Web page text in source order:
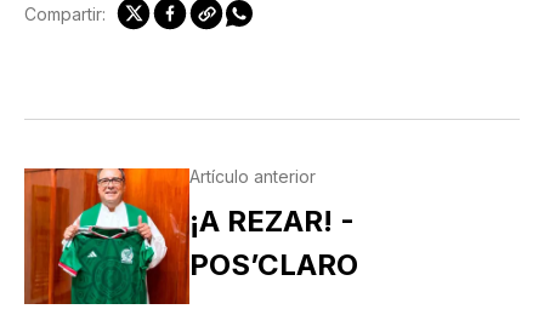
Compartir:
Artículo anterior
¡A REZAR! -
POS’CLARO